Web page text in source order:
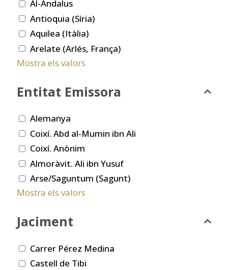
Al-Andalus
Antioquia (Síria)
Aquilea (Itàlia)
Arelate (Arlés, França)
Mostra els valors
Entitat Emissora
Alemanya
Coixí. Abd al-Mumin ibn Ali
Coixí. Anònim
Almoràvit. Ali ibn Yusuf
Arse/Saguntum (Sagunt)
Mostra els valors
Jaciment
Carrer Pérez Medina
Castell de Tibi